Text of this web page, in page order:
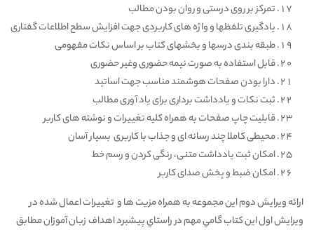
تمرکز بر روی درستی و روان بودن مطالب
یادگیری تلفظها و واژه های کاربردی جهت افزایش سطح اطلاعات گفتاری
طبقه بندی درسها و بخشهای کتاب بر اساس نکات مفهومی
قابل استفاده به صورت نیمه حضوری وغیر حضوری
دارا بودن صفحات هوشمند مناسب جهت اساتید
ثبت نکات و یادداشت برداری برای یاد آوری مطالب
قابلیت چاپ صفحات به همراه کلیه تغییرات و نوشته های کاربر
محیطی کاملا چند رسانه ای و جذاب با کاربری بسیار آسان
امکان ثبت یادداشت متنی، رنگی کردن و رسم خط
امکان ضبط و پخش صدای کاربر
ارائه ويرايش دوم اين مجموعه به همراه مزيت ها و تغييرات اعمال شده در
ويرايش اول اين کتاب گامي مهم در راستاي پيشبرد اهداف زبان آموزان مطابق